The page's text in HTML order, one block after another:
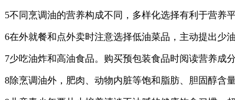
5不同烹调油的营养构成不同，多样化选择有利于营养
6在外就餐和点外卖时注意选择低油菜品，主动提出少
7少吃油炸和高油食品。购买预包装食品时阅读营养成
8除烹调油外，肥肉、动物内脏等饱和脂肪、胆固醇含